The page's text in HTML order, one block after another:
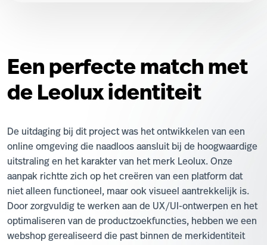
Een perfecte match met
de Leolux identiteit
De uitdaging bij dit project was het ontwikkelen van een
online omgeving die naadloos aansluit bij de hoogwaardige
uitstraling en het karakter van het merk Leolux. Onze
aanpak richtte zich op het creëren van een platform dat
niet alleen functioneel, maar ook visueel aantrekkelijk is.
Door zorgvuldig te werken aan de UX/UI-ontwerpen en het
optimaliseren van de productzoekfuncties, hebben we een
webshop gerealiseerd die past binnen de merkidentiteit